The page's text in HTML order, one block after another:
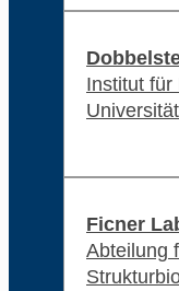
Institut für
Ficner
Abteilung